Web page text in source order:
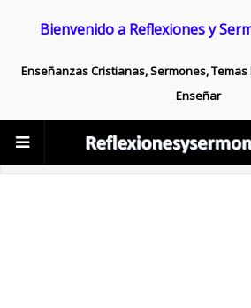
Bienvenido a Reflexiones y
Enseñanzas Cristianas, Sermones,
Enseñar